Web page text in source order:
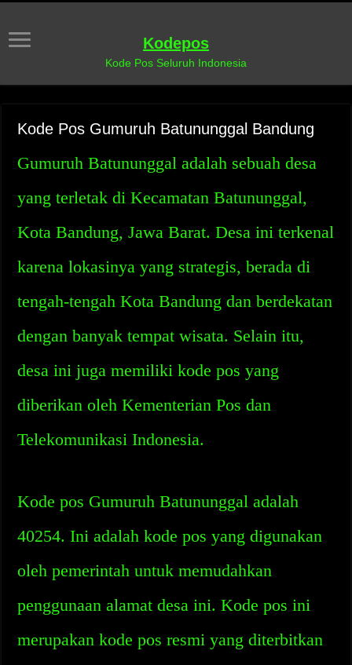
Kodepos
Kode Pos Seluruh Indonesia
Kode Pos Gumuruh Batununggal Bandung
Gumuruh Batununggal adalah sebuah desa
yang terletak di Kecamatan Batununggal,
Kota Bandung, Jawa Barat. Desa ini terkenal
karena lokasinya yang strategis, berada di
tengah-tengah Kota Bandung dan berdekatan
dengan banyak tempat wisata. Selain itu,
desa ini juga memiliki kode pos yang
diberikan oleh Kementerian Pos dan
Telekomunikasi Indonesia.
Kode pos Gumuruh Batununggal adalah
40254. Ini adalah kode pos yang digunakan
oleh pemerintah untuk memudahkan
penggunaan alamat desa ini. Kode pos ini
merupakan kode pos resmi yang diterbitkan